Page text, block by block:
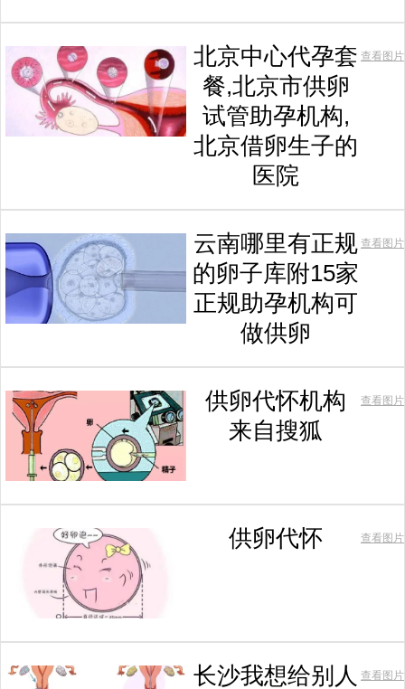
北京中心代孕套
餐,北京市供卵
试管助孕机构,
北京借卵生子的
医院
查看图片
云南哪里有正规
的卵子库附15家
正规助孕机构可
做供卵
查看图片
供卵代怀机构
来自搜狐
查看图片
供卵代怀 查看图片
长沙我想给别人 查看图片